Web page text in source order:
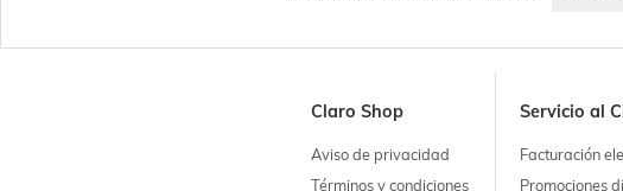
Claro Shop
Aviso de privacidad
Términos y condiciones
Servicio al
Facturación
Promociones